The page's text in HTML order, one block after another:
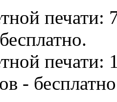
печати:
печати:
-